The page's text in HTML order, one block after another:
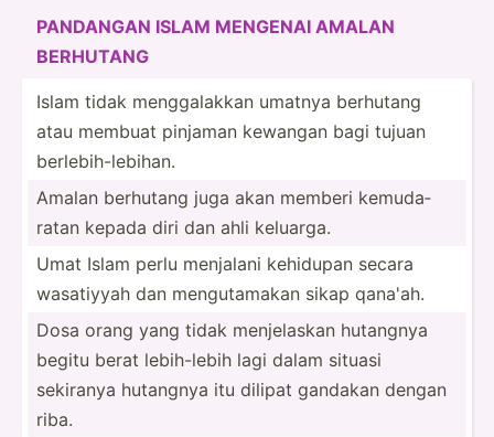
PANDANGAN ISLAM MENGENAI AMALAN
BERHUTANG
Islam tidak mengga­lakkan umatnya berhutang
atau membuat pinjaman kewangan bagi tujuan
berleb­ih-­leb­ihan.
Amalan berhutang juga akan memberi kemuda­
ratan kepada diri dan ahli keluarga.
Umat Islam perlu menjalani kehidupan secara
wasatiyyah dan mengut­amakan sikap qana'ah.
Dosa orang yang tidak menjel­askan hutangnya
begitu berat lebih-­lebih lagi dalam situasi
sekiranya hutangnya itu dilipat gandakan dengan
riba.